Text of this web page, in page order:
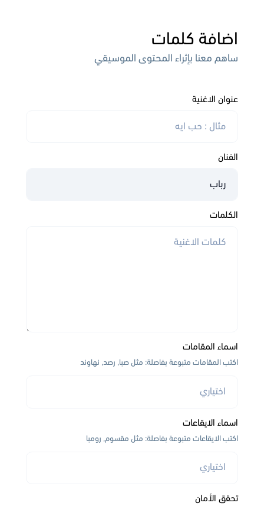
اضافة كلمات
ساهم معنا بإثراء المحتوى الموسيقي
عنوان الاغنية
الفنان
الكلمات
اسماء المقامات
اكتب المقامات متبوعة بفاصلة: مثل صبا, رصد, نهاوند
اسماء الايقاعات
اكتب الايقاعات متبوعة بفاصلة: مثل مقسوم, رومبا
تحقق الأمان